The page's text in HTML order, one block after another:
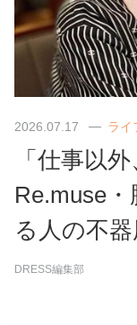
2026.07.17 ライ
「仕事以
Re.muse
る人の不
DRESS編集部